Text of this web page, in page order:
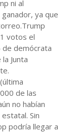
ni al
ya que
votos el
de demócrata
Junta
de las
no habían
Sin
podría llegar a